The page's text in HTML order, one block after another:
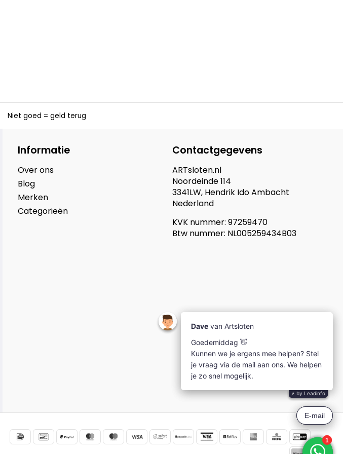
Niet goed = geld terug
Informatie
Over ons
Blog
Merken
Categorieën
Contactgegevens
ARTsloten.nl
Noordeinde 114
3341LW, Hendrik Ido Ambacht
Nederland
KVK nummer: 97259470
Btw nummer: NL005259434B03